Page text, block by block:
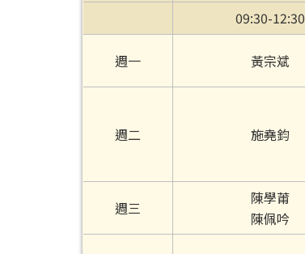
09:30-12:30
週一 黃宗斌
週二 施堯鈞
週三
陳學莆
陳佩吟